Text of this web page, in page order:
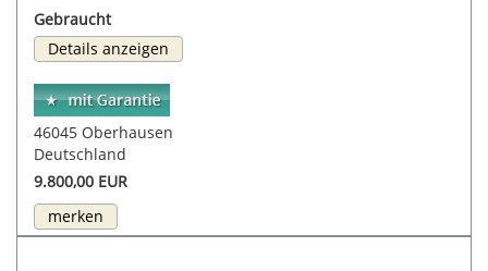
Gebraucht
Details anzeigen
46045 Oberhausen
Deutschland
9.800,00 EUR
merken